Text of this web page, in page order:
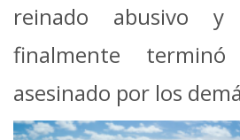
reinado abusivo y
finalmente
asesinado por los